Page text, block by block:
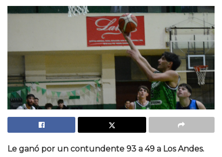
Le ganó por un contundente 93 a 49 a Los Andes.